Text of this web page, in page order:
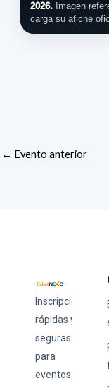
2026. Imagen
carga su afiche
← Evento anterior
Inscripciones
rápidas y
seguras
para
eventos